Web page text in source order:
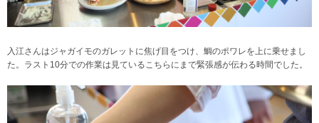
入江さんはジャガイモのガレットに焦げ目をつけ、鯛のポワレを上に乗せまし
た。ラスト10分での作業は見ているこちらにまで緊張感が伝わる時間でした。